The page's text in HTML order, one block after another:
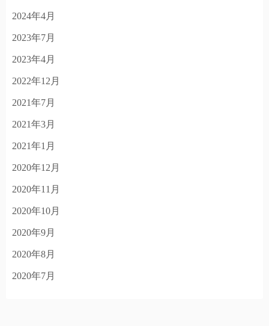
2024年4月
2023年7月
2023年4月
2022年12月
2021年7月
2021年3月
2021年1月
2020年12月
2020年11月
2020年10月
2020年9月
2020年8月
2020年7月